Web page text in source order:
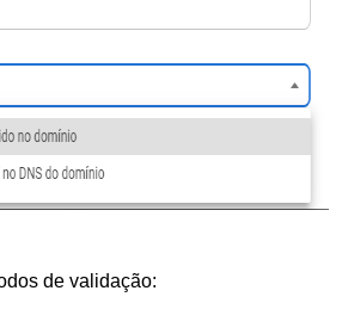
de validação: